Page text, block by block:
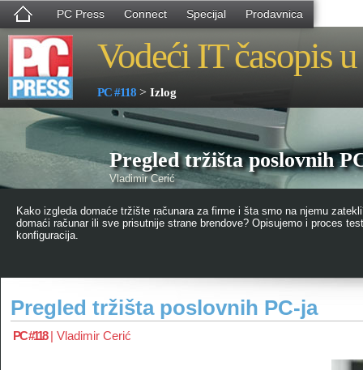
PC Press Connect Specijal Prodavnica
Vodeći IT časopis
PC #118 > Izlog
Pregled tržišta poslovnih
Vladimir Cerić
Kako izgleda domaće tržište računara za firme i šta smo na njemu
domaći računar ili sve prisutnije strane brendove? Opisujemo i proces
konfiguracija.
Pregled tržišta poslovnih PC-ja
PC #118| Vladimir Cerić